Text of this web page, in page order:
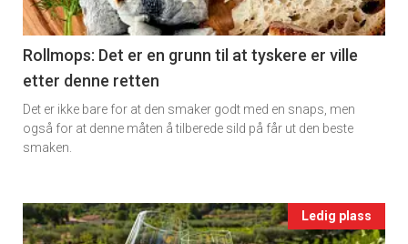
section
11
Ukens
vin
Rollmops: Det er en grunn til at tyskere er ville
etter denne retten
Det er ikke bare for at den smaker godt med en snaps, men
også for at denne måten å tilberede sild på får ut den beste
smaken.
Events
Ledig plass